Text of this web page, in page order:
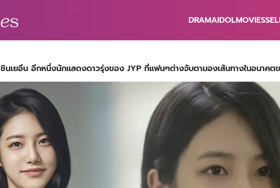
DRAMAIDOLMOVIES
ชินเยอึน อีกหนึ่งนักแสดงดาวรุ่งของ JYP ที่แฟนๆต่างจับตามองเส้นทางในอนาคต